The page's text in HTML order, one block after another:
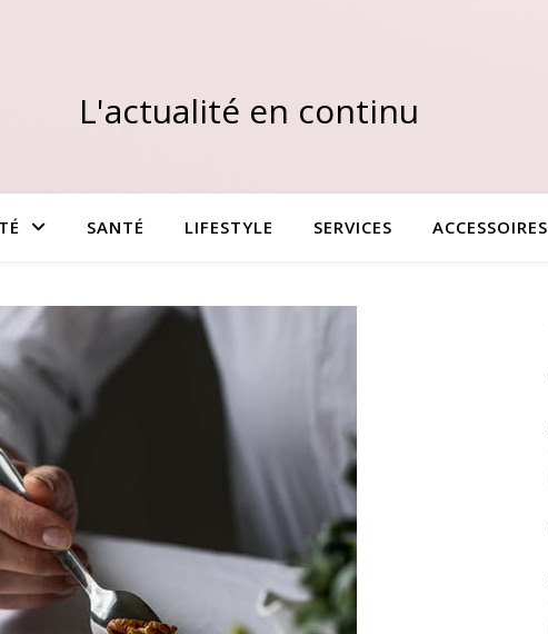
L'actualité en continu
SANTÉ LIFESTYLE SERVICES ACCESSOIRES